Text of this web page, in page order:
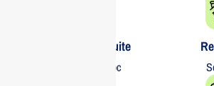
Livraison gratuite​
partout au Maroc